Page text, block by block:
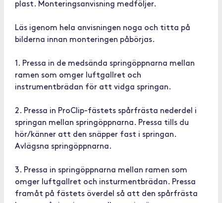
plast. Monteringsanvisning medföljer.
Läs igenom hela anvisningen noga och titta på
bilderna innan monteringen påbörjas.
1. Pressa in de medsända springöppnarna mellan
ramen som omger luftgallret och
instrumentbrädan för att vidga springan.
2. Pressa in ProClip-fästets spårfrästa nederdel i
springan mellan springöppnarna. Pressa tills du
hör/känner att den snäpper fast i springan.
Avlägsna springöppnarna.
3. Pressa in springöppnarna mellan ramen som
omger luftgallret och insturmentbrädan. Pressa
framåt på fästets överdel så att den spårfrästa